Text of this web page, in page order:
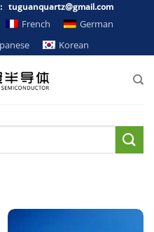
tuguanquartz@gmail.com
French
German
Korean